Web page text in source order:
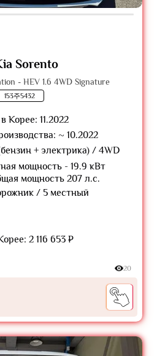
Sorento
- HEV 1.6 4WD Signature
153주5432
Корее: 11.2022
~ 10.2022
+ электрика) / 4WD
мощность - 19.9 кВт
мощность 207 л.с.
/ 5 местный
2 116 653 ₽
20